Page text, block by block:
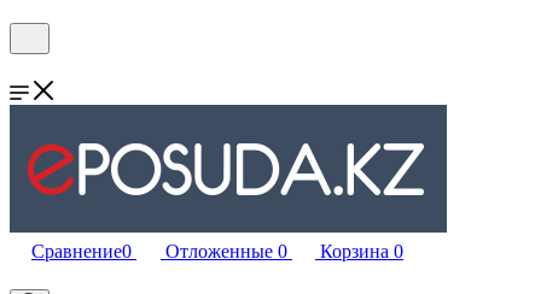
Сравнение0 Отложенные 0 Корзина 0